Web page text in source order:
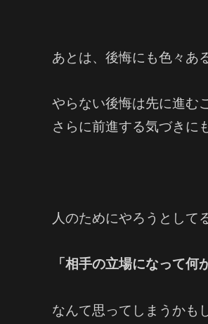
あとは、後悔にも色々あ
やらない後悔は先に進む
さらに前進する気づきに
人のためにやろうとして
「相手の立場になって何
なんて思ってしまうかも